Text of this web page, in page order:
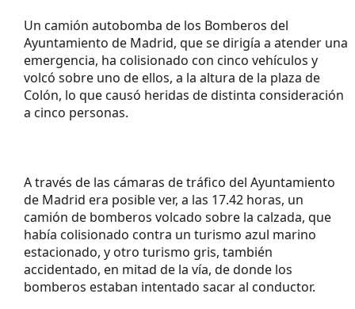
Un camión autobomba de los Bomberos del
Ayuntamiento de Madrid, que se dirigía a atender una
emergencia, ha colisionado con cinco vehículos y
volcó sobre uno de ellos, a la altura de la plaza de
Colón, lo que causó heridas de distinta consideración
a cinco personas.
A través de las cámaras de tráfico del Ayuntamiento
de Madrid era posible ver, a las 17.42 horas, un
camión de bomberos volcado sobre la calzada, que
había colisionado contra un turismo azul marino
estacionado, y otro turismo gris, también
accidentado, en mitad de la vía, de donde los
bomberos estaban intentado sacar al conductor.